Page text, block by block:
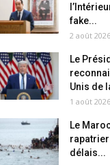
fake...
2 août
Le
Unis de
1 août
Le
délais...